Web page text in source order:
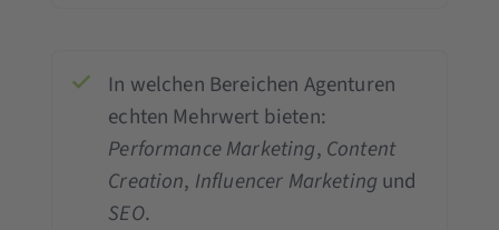
In welchen Bereichen Agenturen
echten Mehrwert bieten:
Performance Marketing, Content
Creation, Influencer Marketing und
SEO.